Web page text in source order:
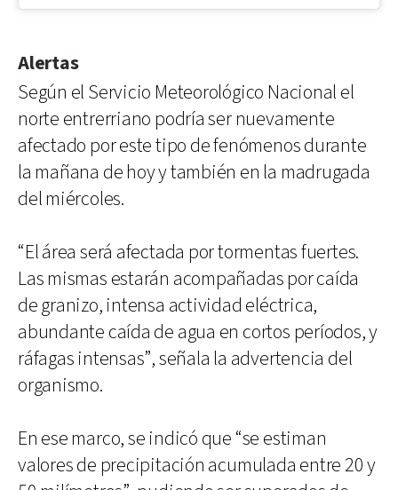
Alertas
Según el Servicio Meteorológico Nacional el
norte entrerriano podría ser nuevamente
afectado por este tipo de fenómenos durante
la mañana de hoy y también en la madrugada
del miércoles.
“El área será afectada por tormentas fuertes.
Las mismas estarán acompañadas por caída
de granizo, intensa actividad eléctrica,
abundante caída de agua en cortos períodos, y
ráfagas intensas”, señala la advertencia del
organismo.
En ese marco, se indicó que “se estiman
valores de precipitación acumulada entre 20 y